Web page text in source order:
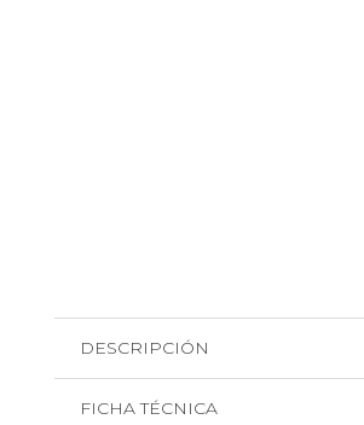
DESCRIPCIÓN
FICHA TÉCNICA